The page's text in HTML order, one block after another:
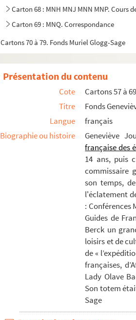
Carton 68 : MNH MNJ MNN MNP.
Carton 69 : MNQ. Correspondance
Cartons 70 à 79. Fonds Muriel Glogg-Sage
Présentation du contenu
Cote
Cartons 57 à
Titre
Fonds
Langue
français
Biographie ou histoire
Geneviève
française des
14 ans, puis
commissaire
son temps,
l'éclatement
: Conférences
Guides de
Berck un
loisirs et de
de «
françaises,
Lady Olave
Son totem
Sage